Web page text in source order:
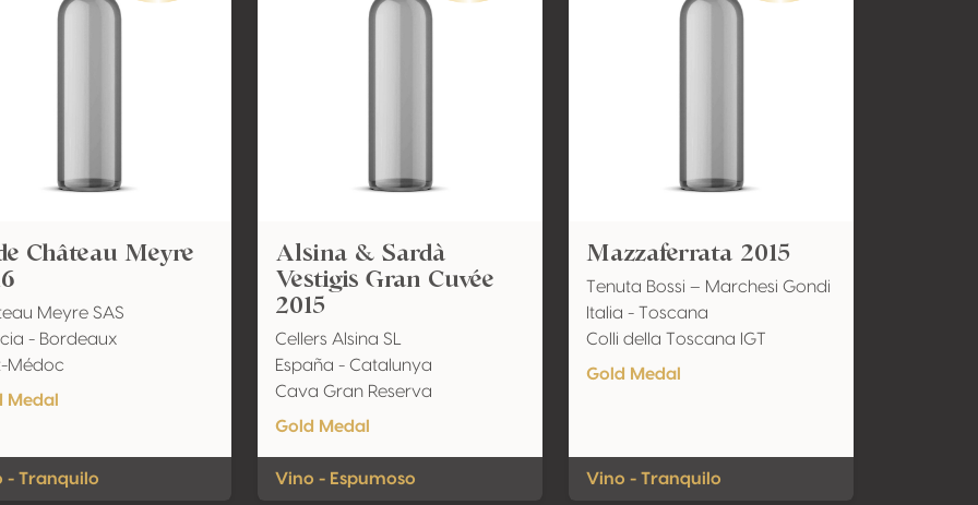
Château Meyre
Meyre SAS
- Bordeaux
Médoc
Medal
- Tranquilo
Alsina & Sardà
Vestigis Gran Cuvée
2015
Cellers Alsina SL
España - Catalunya
Cava Gran Reserva
Gold Medal
Vino - Espumoso
Mazzaferrata 2015
Tenuta Bossi – Marchesi Gondi
Italia - Toscana
Colli della Toscana IGT
Gold Medal
Vino - Tranquilo